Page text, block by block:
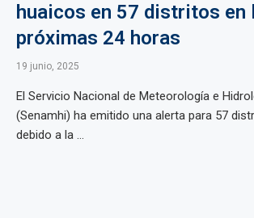
huaicos en 57 distritos en
próximas 24 horas
19 junio, 2025
El Servicio Nacional de Meteorología e
(Senamhi) ha emitido una alerta para 57
debido a la ...